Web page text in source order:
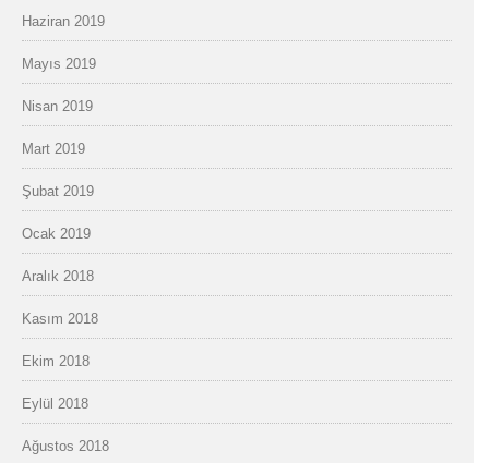
Haziran 2019
Mayıs 2019
Nisan 2019
Mart 2019
Şubat 2019
Ocak 2019
Aralık 2018
Kasım 2018
Ekim 2018
Eylül 2018
Ağustos 2018